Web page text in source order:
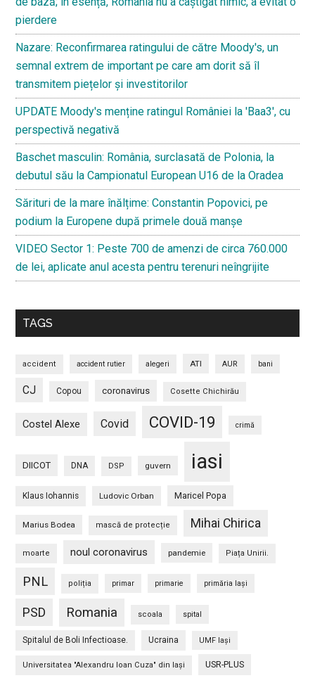
pierdere
Nazare: Reconfirmarea ratingului de către Moody's, un
semnal extrem de important pe care am dorit să îl
transmitem piețelor și investitorilor
UPDATE Moody's menține ratingul României la 'Baa3', cu
perspectivă negativă
Baschet masculin: România, surclasată de Polonia, la
debutul său la Campionatul European U16 de la Oradea
Sărituri de la mare înălțime: Constantin Popovici, pe
podium la Europene după primele două manșe
VIDEO Sector 1: Peste 700 de amenzi de circa 760.000
de lei, aplicate anul acesta pentru terenuri neîngrijite
TAGS
accident accident rutier alegeri ATI AUR bani
CJ Copou coronavirus Cosette Chichirău
Costel Alexe Covid COVID-19 crimă
DIICOT DNA DSP guvern iasi
Klaus Iohannis Ludovic Orban Maricel Popa
Marius Bodea mască de protecție Mihai Chirica
moarte noul coronavirus pandemie Piața Unirii.
PNL poliția primar primarie primăria Iași
PSD Romania scoala spital
Spitalul de Boli Infectioase. Ucraina UMF Iași
Universitatea "Alexandru Ioan Cuza" din Iaşi USR-PLUS